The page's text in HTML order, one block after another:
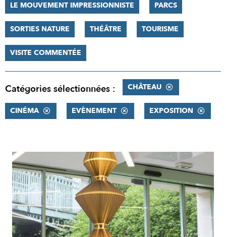
LE MOUVEMENT IMPRESSIONNISTE PARCS
SORTIES NATURE THÉÂTRE TOURISME
VISITE COMMENTÉE
Catégories sélectionnées : CHÂTEAU
CINÉMA EVÈNEMENT EXPOSITION
RÉSULTATS